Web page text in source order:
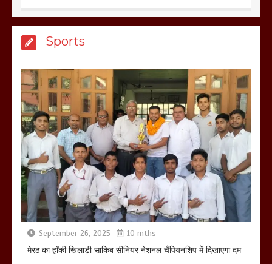
March 6, 2025
होलिका रखने पर लात मार कर होलिका को किया
तहस नहस,मोहल्ले वालों के साथ की गई गाली
गलोच ,कहा अगर रखी गई होली तो होगा खून
खराबा,
March 11, 2025
Sports
September 26, 2025 10 mths
मेरठ का हाॅकी खिलाड़ी साकिब सीनियर नेशनल चैंपियनशिप में दिखाएगा दम